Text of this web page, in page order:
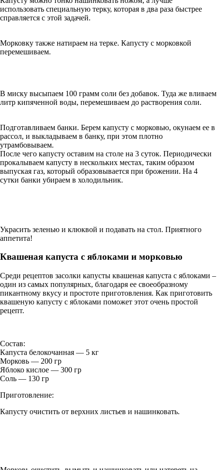
использовать специальную терку, которая в два раза быстрее
справляется с этой задачей.
Морковку также натираем на терке. Капусту с морковкой
перемешиваем.
В миску высыпаем 100 грамм соли без добавок. Туда же вливаем
литр кипяченной воды, перемешиваем до растворения соли.
Подготавливаем банки. Берем капусту с морковью, окунаем ее в
рассол, и выкладываем в банку, при этом плотно
утрамбовываем.
После чего капусту оставим на столе на 3 суток. Периодически
прокалываем капусту в нескольких местах, таким образом
выпуская газ, который образовывается при брожении. На 4
сутки банки убираем в холодильник.
Украсить зеленью и клюквой и подавать на стол. Приятного
аппетита!
Квашеная капуста с яблоками и морковью
Среди рецептов засолки капусты квашеная капуста с яблоками –
один из самых популярных, благодаря ее своеобразному
пикантному вкусу и простоте приготовления. Как приготовить
квашеную капусту с яблоками поможет этот очень простой
рецепт.
Состав:
Капуста белокочанная — 5 кг
Морковь — 200 гр
Яблоко кислое — 300 гр
Соль — 130 гр
Приготовление:
Капусту очистить от верхних листьев и нашинковать.